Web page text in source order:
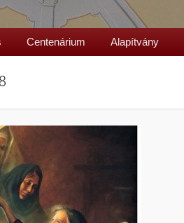
Centenárium Alapítvány